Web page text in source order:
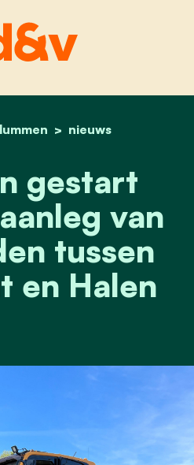
home
lummen nieuws
werken gestart voor de
gestart
van
tussen
en Halen